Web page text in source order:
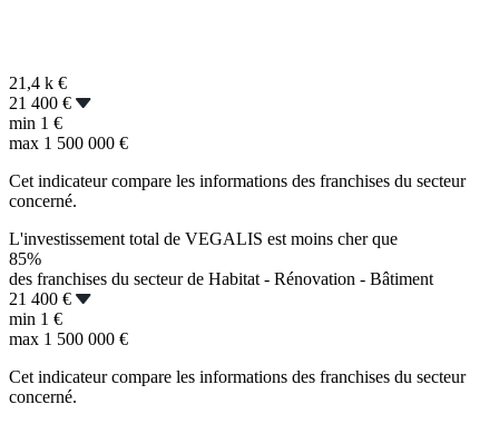
21,4 k €
21 400 €
min 1 €
max 1 500 000 €
Cet indicateur compare les informations des franchises du secteur
concerné.
L'investissement total de VEGALIS est moins cher que
85%
des franchises du secteur de Habitat - Rénovation - Bâtiment
21 400 €
min 1 €
max 1 500 000 €
Cet indicateur compare les informations des franchises du secteur
concerné.